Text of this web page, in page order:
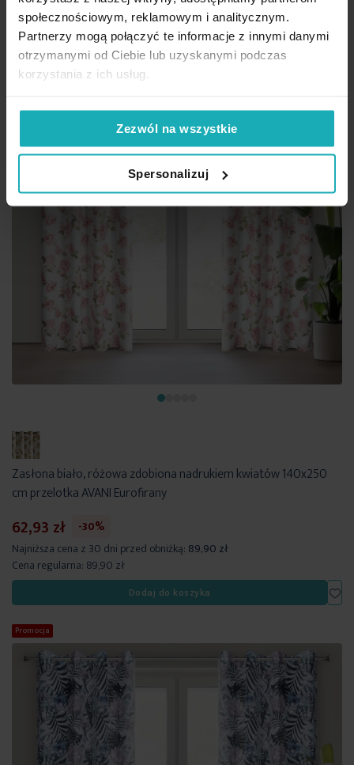
społecznościowym, reklamowym i analitycznym.
Partnerzy mogą połączyć te informacje z innymi danymi
otrzymanymi od Ciebie lub uzyskanymi podczas
korzystania z ich usług.
Zezwól na wszystkie
Spersonalizuj
Promocja
Zasłona biało, różowa zdobiona nadrukiem kwiatów 140x250
cm przelotka AVANI Eurofirany
62,93 zł
-30%
Najniższa cena z 30 dni przed obniżką: 89,90 zł
Cena regularna: 89,90 zł
Dodaj do koszyka
Promocja